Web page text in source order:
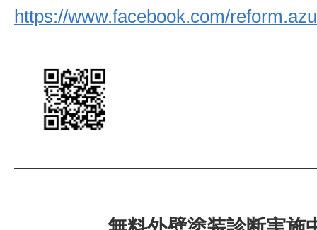
https://www.facebook.com/